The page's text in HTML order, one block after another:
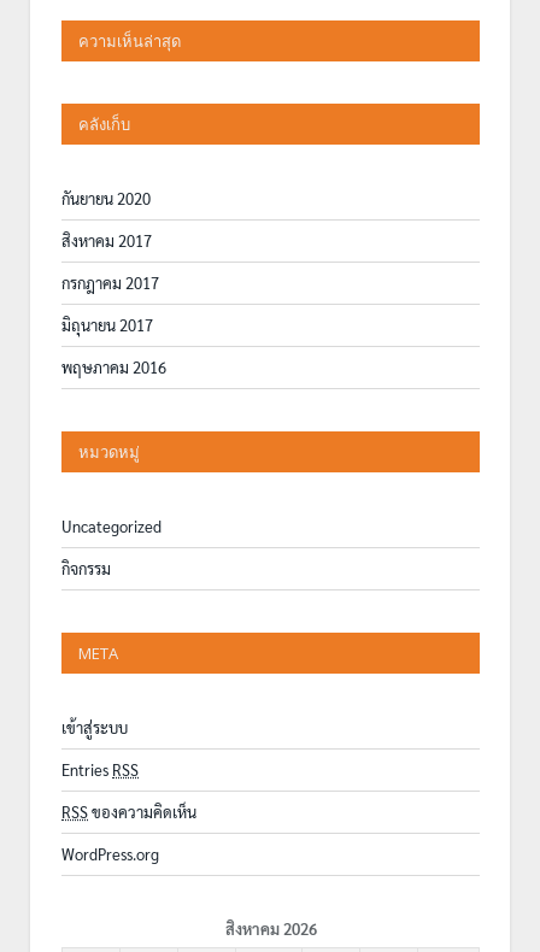
ความเห็นล่าสุด
คลังเก็บ
กันยายน 2020
สิงหาคม 2017
กรกฎาคม 2017
มิถุนายน 2017
พฤษภาคม 2016
หมวดหมู่
Uncategorized
กิจกรรม
META
เข้าสู่ระบบ
Entries RSS
RSSของความคิดเห็น
WordPress.org
สิงหาคม 2026